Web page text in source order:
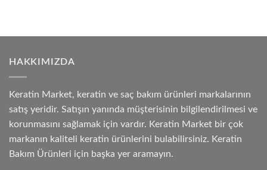
HAKKIMIZDA
Keratin Market, keratin ve saç bakım ürünleri markalarının
satış yeridir. Satışın yanında müşterisinin bilgilendirilmesi ve
korunmasını sağlamak için vardır. Keratin Market bir çok
markanın kaliteli keratin ürünlerini bulabilirsiniz. Keratin
Bakım Ürünleri için başka yer aramayın.